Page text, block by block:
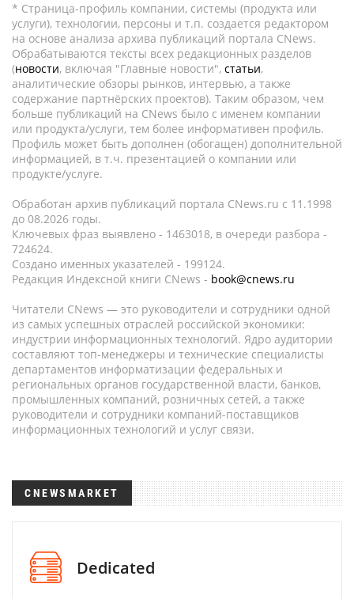
* Страница-профиль компании, системы (продукта или
услуги), технологии, персоны и т.п. создается редактором
на основе анализа архива публикаций портала CNews.
Обрабатываются тексты всех редакционных разделов
(новости, включая "Главные новости", статьи,
аналитические обзоры рынков, интервью, а также
содержание партнёрских проектов). Таким образом, чем
больше публикаций на CNews было с именем компании
или продукта/услуги, тем более информативен профиль.
Профиль может быть дополнен (обогащен) дополнительной
информацией, в т.ч. презентацией о компании или
продукте/услуге.
Обработан архив публикаций портала CNews.ru c 11.1998
до 08.2026 годы.
Ключевых фраз выявлено - 1463018, в очереди разбора -
724624.
Создано именных указателей - 199124.
Редакция Индексной книги CNews - book@cnews.ru
Читатели CNews — это руководители и сотрудники одной
из самых успешных отраслей российской экономики:
индустрии информационных технологий. Ядро аудитории
составляют топ-менеджеры и технические специалисты
департаментов информатизации федеральных и
региональных органов государственной власти, банков,
промышленных компаний, розничных сетей, а также
руководители и сотрудники компаний-поставщиков
информационных технологий и услуг связи.
CNEWSMARKET
Dedicated